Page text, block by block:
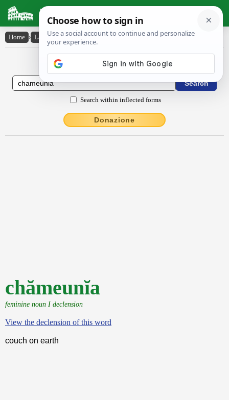
Latin Dictionary
Home › Latin-English › chămeunĭa
Latin to English Dictionary
Search within inflected forms
Donazione
chămeunĭa
feminine noun I declension
View the declension of this word
couch on earth